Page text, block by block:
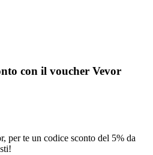
con il voucher Vevor
per te un codice sconto del 5% da